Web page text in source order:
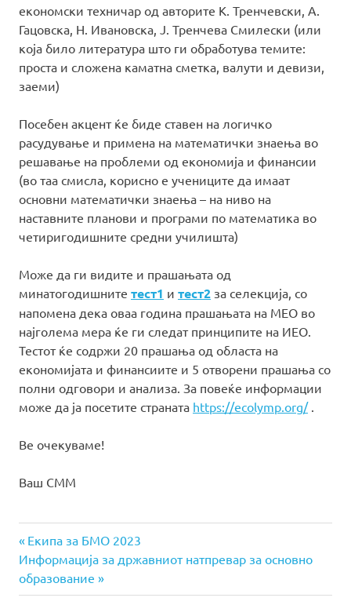
економски техничар од авторите К. Тренчевски, А.
Гацовска, Н. Ивановска, Ј. Тренчева Смилески (или
која било литература што ги обработува темите:
проста и сложена каматна сметка, валути и девизи,
заеми)
Посебен акцент ќе биде ставен на логичко
расудување и примена на математички знаења во
решавање на проблеми од економија и финансии
(во таа смисла, корисно е учениците да имаат
основни математички знаења – на ниво на
наставните планови и програми по математика во
четиригодишните средни училишта)
Може да ги видите и прашањата од
минатогодишните тест1 и тест2 за селекција, со
напомена дека оваа година прашањата на МЕО во
најголема мера ќе ги следат принципите на ИЕО.
Тестот ќе содржи 20 прашања од областа на
економијата и финансиите и 5 отворени прашања со
полни одговори и анализа. За повеќе информации
може да ја посетите страната https://ecolymp.org/.
Ве очекуваме!
Ваш СММ
Навигација
на
Previous
Post:
Екипа за БMO 2023
Next
Post:
Информација за државниот натпревар за основно
образование